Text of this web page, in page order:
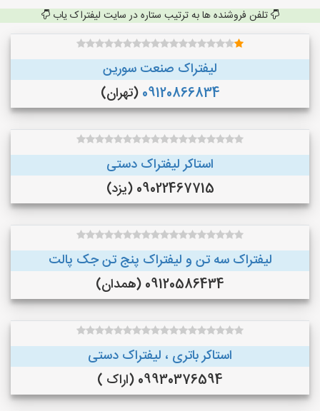
تلفن فروشنده ها به ترتیب ستاره در سایت لیفتراک یاب
لیفتراک صنعت سورین
09120866834 (تهران)
استاکر لیفتراک دستی
09022467715 (یزد)
لیفتراک سه تن و لیفتراک پنج تن جک پالت
09120586434 (همدان)
استاکر باتری ، لیفتراک دستی
09930376594 (اراک )